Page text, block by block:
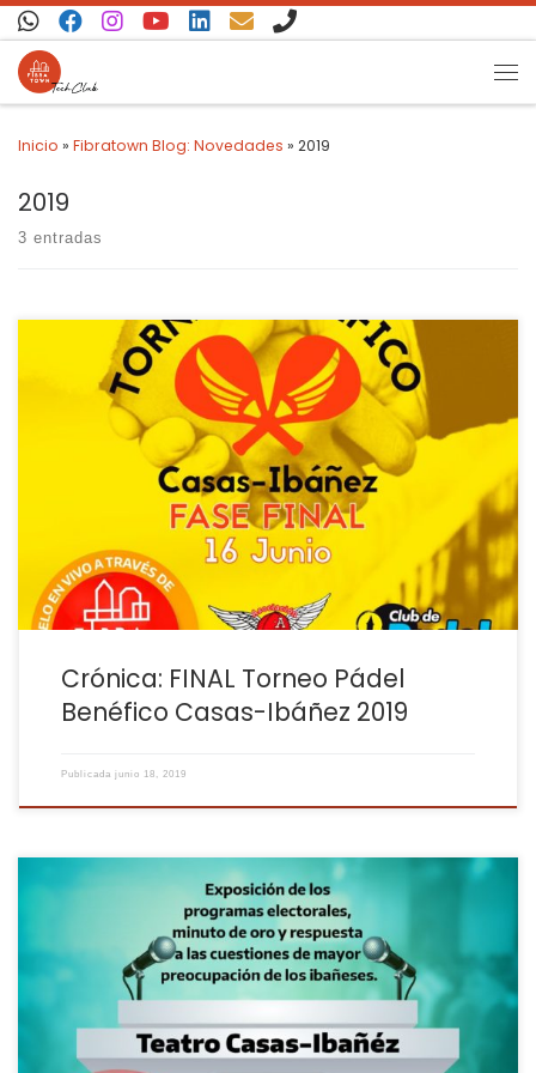
Saltar al contenido
Inicio » Fibratown Blog: Novedades » 2019
2019
3 entradas
Lo hemos vuelto a hacer!!! Dónde nos hemos metido?!?!? Lo
primerísimo es dar las gracias a todo participante y organizador
de este evento, que tanta fuerza está cogiendo gracias a ellos:
Club de Pádel de Casas-Ibáñez, Asociación Alberto Navalón,
Pedrito del Rey, colaboradores, jugadores, participantes,
espectadores… todos han ayudado a […]
Crónica: FINAL Torneo Pádel
Benéfico Casas-Ibáñez 2019
Publicada junio 18, 2019
Bueno… ¿¿Dónde nos hemos metido?? cuando nos enteramos
que Radio Manchuela con su director al frente Alejandro Pérez
habían logrado organizar un evento de tanta repercusión social,
quisimos colaborar de alguna forma y se nos planteó la opción
de retransmitirlo en directo, algo que a priori pensamos, tenemos
cámara, conocimientos […]